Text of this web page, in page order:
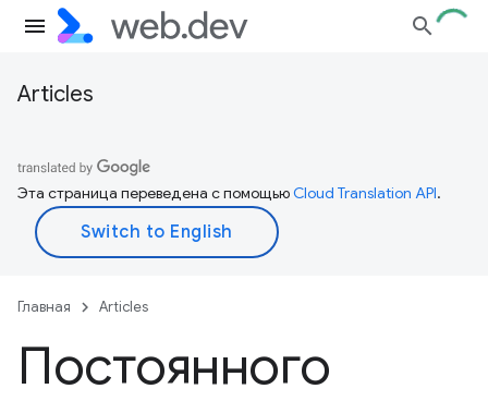
Articles
Эта страница переведена с помощьюCloud Translation API.
Главная Articles
Постоянного